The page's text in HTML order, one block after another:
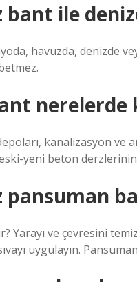
bant ile
havuzda, denizde
nerelerde
kanalizasyon
yeni beton derzlerinin
Yarayı ve çevresini
uygulayın.